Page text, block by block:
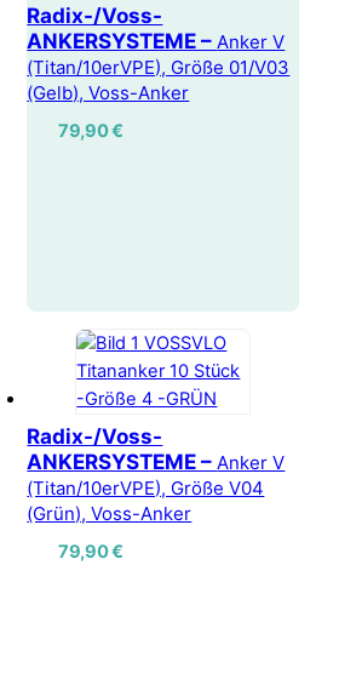
Radix-/Voss-
ANKERSYSTEME – Anker V
(Titan/10erVPE), Größe 01/V03
(Gelb), Voss-Anker
79,90€
Radix-/Voss-
ANKERSYSTEME –Anker V
(Titan/10erVPE), Größe V04
(Grün), Voss-Anker
79,90€